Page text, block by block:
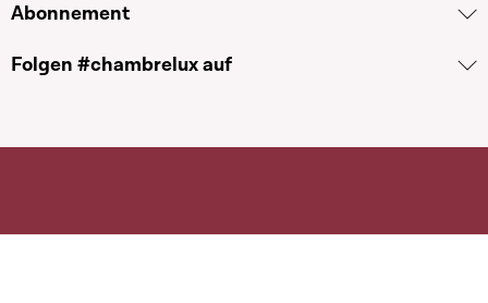
Abonnement
Folgen #chambrelux auf